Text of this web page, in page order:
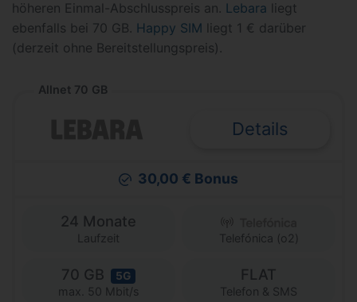
höheren Einmal-Abschlusspreis an. Lebara liegt
ebenfalls bei 70 GB. Happy SIM liegt 1 € darüber
(derzeit ohne Bereitstellungspreis).
Allnet 70 GB
Details
30,00 € Bonus
24 Monate
Laufzeit Telefónica (o2)
70 GB 5G
max. 50 Mbit/s
FLAT
Telefon & SMS